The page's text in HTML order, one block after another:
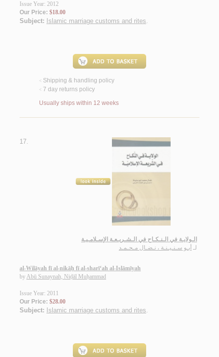
Issue Year: 2012
Our Price: $18.00
Subject: Islamic marriage customs and rites.
< Shipping & handling policy
< 7 day returns policy
Usually ships within 12 weeks
17.
الـولايـة في الـنـكـاح في الـشـريـعـة الإسـلامـيـة
لـ أبـو سـنـيـنـة ، نـضـال مـحـمـد
al-Wilāyah fī al-nikāḥ fī al-sharī‘ah al-Islāmīyah
byAbū Sunaynah, Niḍāl Muḥammad
Issue Year: 2011
Our Price: $28.00
Subject: Islamic marriage customs and rites.